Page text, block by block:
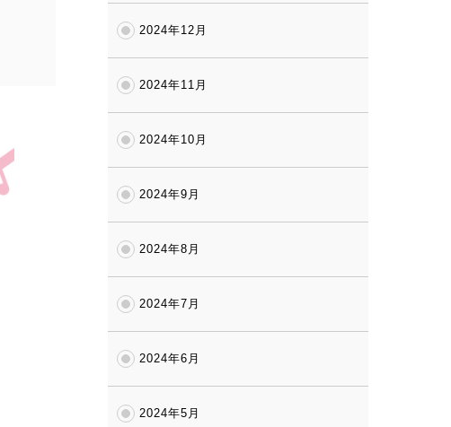
2024年12月
2024年11月
2024年10月
2024年9月
2024年8月
2024年7月
2024年6月
2024年5月